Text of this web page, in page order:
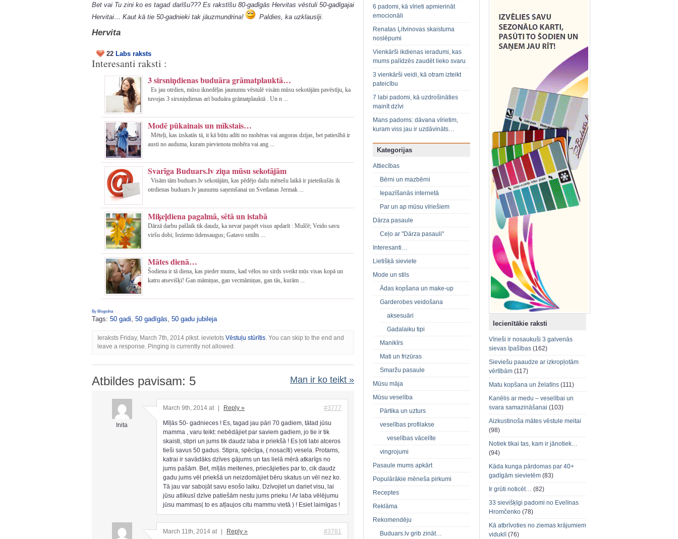
Bet vai Tu zini ko es tagad darīšu??? Es rakstīšu 80-gadīgās Hervitas vēstuli 50-gadīgajai
Hervitai… Kaut kā tie 50-gadnieki tak jāuzmundrina!
Paldies, ka uzklausīji.
Hervita
22 Labs raksts
Interesanti raksti :
3 sirsniņdienas buduāra grāmatplauktā…
Es jau otrdien, mūsu iknedēļas jaunumu vēstulē visām mūsu sekotājām pavēstīju, ka
tuvojas 3 sirsniņdienas arī buduāra grāmatplauktā . Un n ...
Modē pūkainais un mīkstais…
Mēteļi, kas izskatās tā, it kā būtu adīti no mohēras vai angoras dzijas, bet patiesībā ir
austi no auduma, kuram pievienota mohēra vai ang ...
Svarīga Buduars.lv ziņa mūsu sekotājām
Visām tām buduars.lv sekotājām, kas pēdējo dažu mēnešu laikā ir pieteikušās ik
otrdienas buduars.lv jaunumu saņemšanai un Svetlanas Jermak ...
Miķeļdiena pagalmā, sētā un istabā
Dārzā darbu pašlaik tik daudz, ka nevar paspēt visus apdarīt : Mulčē; Veido savu
viršu dobi; Ieziemo ūdensaugus; Gatavo smilts ...
Mātes dienā…
Šodiena ir tā diena, kas pieder mums, kad vēlos no sirds sveikt mūs visas kopā un
katru atsevišķi! Gan māmiņas, gan vecmāmiņas, gan tās, kurām ...
By Blogsdna
Tags: 50 gadi, 50 gadīgās, 50 gadu jubileja
Ieraksts Friday, March 7th, 2014 plkst. ievietots Vēstuļu stūrītis. You can skip to the end and
leave a response. Pinging is currently not allowed.
Atbildes pavisam: 5 Man ir ko teikt »
Inita
March 9th, 2014 at Reply » #3777
Mīļās 50- gadnieces ! Es, tagad jau pāri 70 gadiem, tātad jūsu
mamma , varu teikt: nebēdājiet par saviem gadiem, jo tie ir tik
skaisti, stipri un jums tik daudz laba ir priekšā ! Es ļoti labi atceros
tieši savus 50 gadus. Stipra, spēcīga, ( nosacīti) vesela. Protams,
katrai ir savādāks dzīves gājums un tas lielā mērā atkarīgs no
jums pašām. Bet, mīļās meitenes, priecājieties par to, cik daudz
gadu jums vēl priekšā un neizdomājiet bēru skatus un vēl nez ko.
Tā jau var sabojāt savu esošo laiku. Dzīvojiet un dariet visu, lai
jūsu atlikusī dzīve patiešām nestu jums prieku ! Ar laba vēlējumu
jūsu mammas( to es atļaujos citu mammu vietā ) ! Esiet laimīgas !
March 11th, 2014 at Reply » #3781
6 padomi, kā vīrieti apmierināt
emocionāli
Renatas Ļitvinovas skaistuma
noslēpumi
Vienkārši ikdienas ieradumi, kas
mums palīdzēs zaudēt lieko svaru
3 vienkārši veidi, kā otram izteikt
pateicību
7 labi padomi, kā uzdrošināties
mainīt dzīvi
Mans padoms: dāvana vīrietim,
kuram viss jau ir uzdāvināts…
Kategorijas
Attiecības
Bērni un mazbērni
Iepazīšanās internetā
Par un ap mūsu vīriešiem
Dārza pasaule
Ceļo ar "Dārza pasauli"
Interesanti…
Lietišķā sieviete
Mode un stils
Ādas kopšana un make-up
Garderobes veidošana
aksesuāri
Gadalaiku tipi
Manikīrs
Mati un frizūras
Smaržu pasaule
Mūsu māja
Mūsu veselība
Pārtika un uzturs
veselības profilakse
veselības vācelīte
vingrojumi
Pasaule mums apkārt
Populārākie mēneša pirkumi
Receptes
Reklāma
Rekomendēju
Buduars.lv grib zināt…
Iecienītākie raksti
Vīrieši ir nosaukuši 3 galvenās
sievas īpašības (162)
Sieviešu paaudze ar izkropļotām
vērtībām (117)
Matu kopšana un želatīns (111)
Kanēlis ar medu – veselībai un
svara samazināšanai (103)
Aizkustinoša mātes vēstule meitai
(98)
Notiek tikai tas, kam ir jānotiek…
(94)
Kāda kunga pārdomas par 40+
gadīgām sievietēm (83)
Ir grūti noticēt… (82)
33 sievišķīgi padomi no Evelīnas
Hromčenko (78)
Kā atbrīvoties no ziemas krājumiem
viduklī(76)